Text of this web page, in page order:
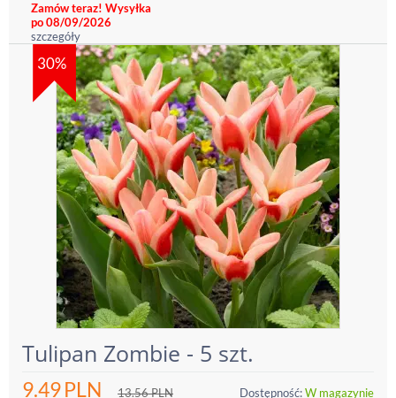
Zamów teraz! Wysyłka
po 08/09/2026
szczegóły
30%
Tulipan Zombie - 5 szt.
9.49PLN 13.56PLN Dostępność:W magazynie